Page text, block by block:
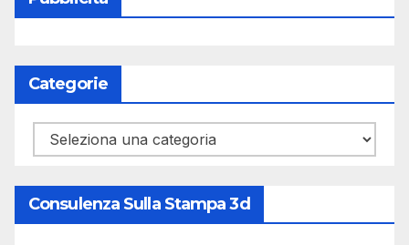
Categorie
Categorie
Consulenza Sulla Stampa 3d